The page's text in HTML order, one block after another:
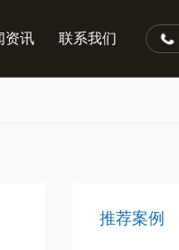
资讯 联系我们
推荐案例